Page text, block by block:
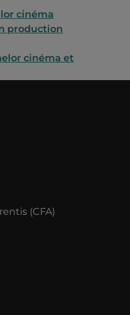
cinéma
production
cinéma et
(CFA)